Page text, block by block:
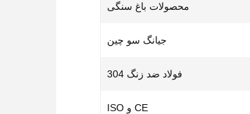
محصولات باغ سنگی
جیانگ سو چین
فولاد ضد زنگ 304
CE و ISO